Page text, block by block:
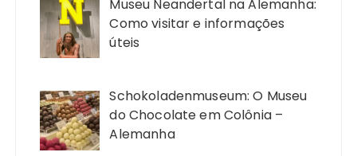
Museu Neandertal na Alemanha:
Como visitar e informações
úteis
Schokoladenmuseum: O Museu
do Chocolate em Colônia –
Alemanha